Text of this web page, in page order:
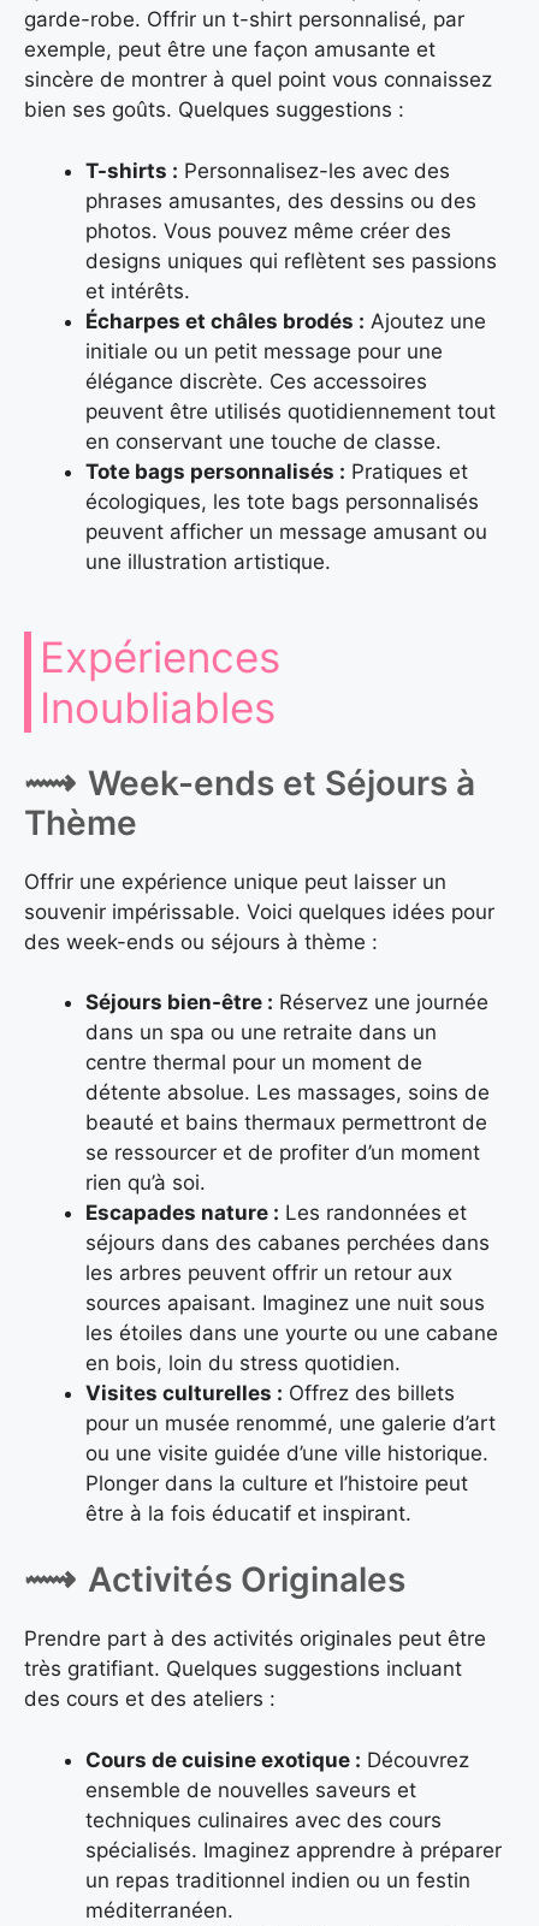
garde-robe. Offrir un t-shirt personnalisé, par
exemple, peut être une façon amusante et
sincère de montrer à quel point vous connaissez
bien ses goûts. Quelques suggestions :
T-shirts : Personnalisez-les avec des
phrases amusantes, des dessins ou des
photos. Vous pouvez même créer des
designs uniques qui reflètent ses passions
et intérêts.
Écharpes et châles brodés : Ajoutez une
initiale ou un petit message pour une
élégance discrète. Ces accessoires
peuvent être utilisés quotidiennement tout
en conservant une touche de classe.
Tote bags personnalisés : Pratiques et
écologiques, les tote bags personnalisés
peuvent afficher un message amusant ou
une illustration artistique.
Expériences
Inoubliables
Week-ends et Séjours à
Thème
Offrir une expérience unique peut laisser un
souvenir impérissable. Voici quelques idées pour
des week-ends ou séjours à thème :
Séjours bien-être : Réservez une journée
dans un spa ou une retraite dans un
centre thermal pour un moment de
détente absolue. Les massages, soins de
beauté et bains thermaux permettront de
se ressourcer et de profiter d’un moment
rien qu’à soi.
Escapades nature : Les randonnées et
séjours dans des cabanes perchées dans
les arbres peuvent offrir un retour aux
sources apaisant. Imaginez une nuit sous
les étoiles dans une yourte ou une cabane
en bois, loin du stress quotidien.
Visites culturelles : Offrez des billets
pour un musée renommé, une galerie d’art
ou une visite guidée d’une ville historique.
Plonger dans la culture et l’histoire peut
être à la fois éducatif et inspirant.
Activités Originales
Prendre part à des activités originales peut être
très gratifiant. Quelques suggestions incluant
des cours et des ateliers :
Cours de cuisine exotique : Découvrez
ensemble de nouvelles saveurs et
techniques culinaires avec des cours
spécialisés. Imaginez apprendre à préparer
un repas traditionnel indien ou un festin
méditerranéen.